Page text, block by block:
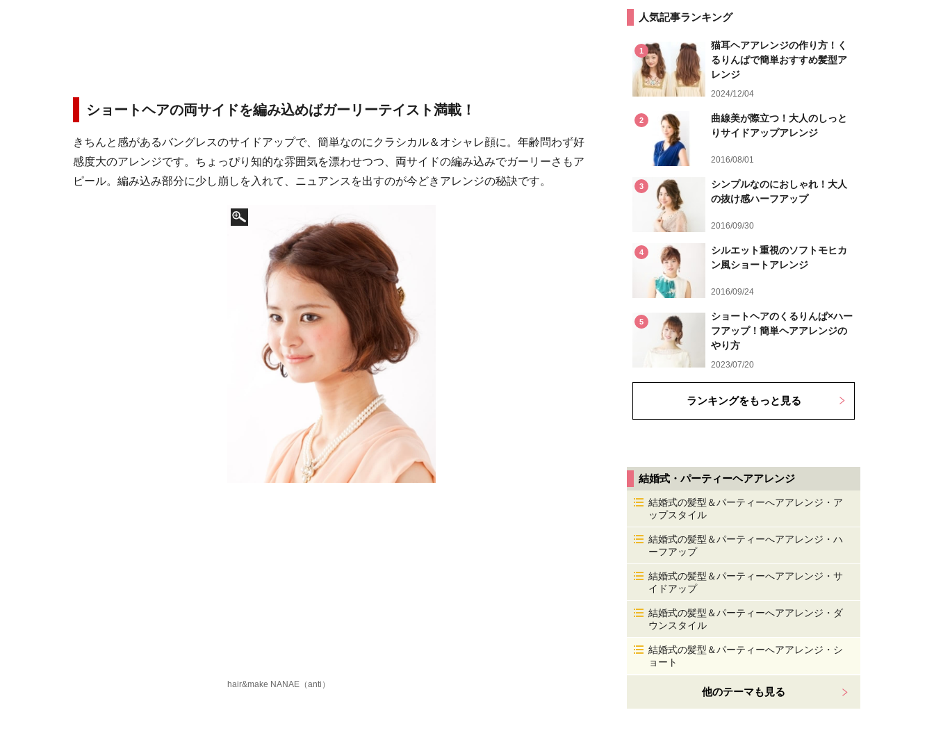
ショートヘアの両サイドを編み込めばガーリーテイスト満載！
きちんと感があるバングレスのサイドアップで、簡単なのにクラシカル＆オシャレ顔に。年齢問わず好
感度大のアレンジです。ちょっぴり知的な雰囲気を漂わせつつ、両サイドの編み込みでガーリーさもア
ピール。編み込み部分に少し崩しを入れて、ニュアンスを出すのが今どきアレンジの秘訣です。
hair&make NANAE（anti）
人気記事ランキング
1
猫耳ヘアアレンジの作り方！く
るりんぱで簡単おすすめ髪型ア
レンジ
2024/12/04
2
曲線美が際立つ！大人のしっと
りサイドアップアレンジ
2016/08/01
3
シンプルなのにおしゃれ！大人
の抜け感ハーフアップ
2016/09/30
4
シルエット重視のソフトモヒカ
ン風ショートアレンジ
2016/09/24
5
ショートヘアのくるりんぱ×ハー
フアップ！簡単ヘアアレンジの
やり方
2023/07/20
ランキングをもっと見る
結婚式・パーティーヘアアレンジ
結婚式の髪型＆パーティーへアアレンジ・ア
ップスタイル
結婚式の髪型＆パーティーへアアレンジ・ハ
ーフアップ
結婚式の髪型＆パーティーへアアレンジ・サ
イドアップ
結婚式の髪型＆パーティーへアアレンジ・ダ
ウンスタイル
結婚式の髪型＆パーティーへアアレンジ・シ
ョート
他のテーマも見る